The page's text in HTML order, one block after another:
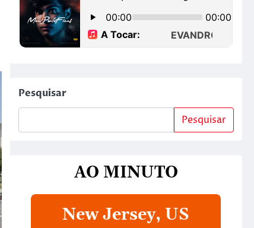
Pesquisar
Pesquisar
AO MINUTO
New Jersey, US